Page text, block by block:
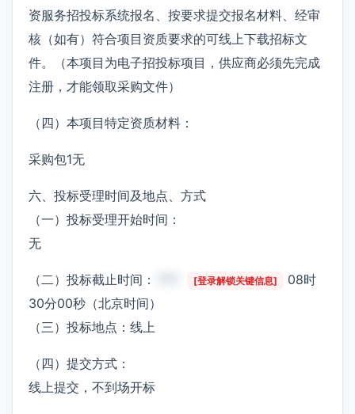
资服务招投标系统报名、按要求提交报名材料、经审
核（如有）符合项目资质要求的可线上下载招标文
件。（本项目为电子招投标项目，供应商必须先完成
注册，才能领取采购文件）
（四）本项目特定资质材料：
采购包1无
六、投标受理时间及地点、方式
（一）投标受理开始时间：
无
（二）投标截止时间： [登录解锁关键信息]
08时
30分00秒（北京时间）
（三）投标地点：线上
（四）提交方式：
线上提交，不到场开标